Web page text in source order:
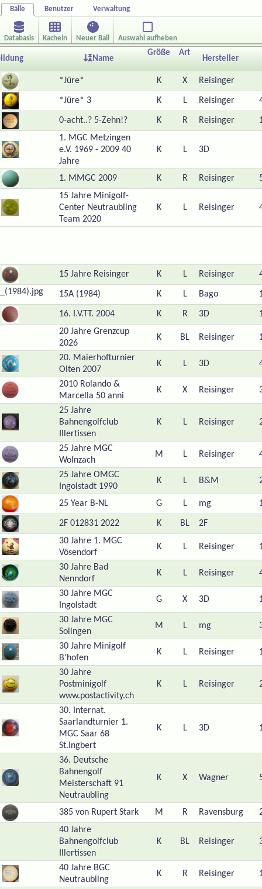
Bälle Benutzer Verwaltung
Databasis Kacheln Neuer Ball Auswahl aufheben
Name
Größe Art
Hersteller
*Jüre* K X Reisinger
*Jüre* 3 K L Reisinger
0-acht..? 5-Zehn!? K R Reisinger
1. MGC Metzingen
e.V. 1969 - 2009 40
Jahre
K L 3D
1. MMGC 2009 K R Reisinger
15 Jahre Minigolf-
Center Neutraubling
Team 2020
K L Reisinger
15 Jahre Reisinger K L Reisinger
15A (1984) K L Bago
16. I.V.TT. 2004 K R 3D
20 Jahre Grenzcup
2026
K BL Reisinger
20. Maierhofturnier
Olten 2007
K L 3D
2010 Rolando &
Marcella 50 anni
K X Reisinger
25 Jahre
Bahnengolfclub
Illertissen
K L Reisinger
25 Jahre MGC
Wolnzach
M L Reisinger
25 Jahre OMGC
Ingolstadt 1990
K L B&M
25 Year B-NL G L mg
2F 012831 2022 K BL
2F
30 Jahre 1. MGC
Vösendorf
K L Reisinger
30 Jahre Bad
Nenndorf
K L Reisinger
30 Jahre MGC
Ingolstadt
G X 3D
30 Jahre MGC
Solingen
M L mg
30 Jahre Minigolf
B'hofen
K L Reisinger
30 Jahre
Postminigolf
www.postactivity.ch
K L Reisinger
30. Internat.
Saarlandturnier 1.
MGC Saar 68
St.Ingbert
K L 3D
36. Deutsche
Bahnengolf
Meisterschaft 91
Neutraubling
K X Wagner
385 von Rupert Stark M R Ravensburg
40 Jahre
Bahnengolfclub
Illertissen
K BL Reisinger
40 Jahre BGC
Neutraubling
K R Reisinger